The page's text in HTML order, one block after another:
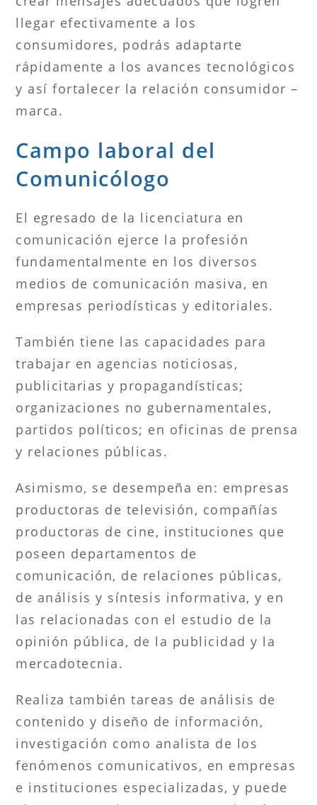
llegar efectivamente a los
consumidores, podrás adaptarte
rápidamente a los avances tecnológicos
y así fortalecer la relación consumidor –
marca.
Campo laboral del
Comunicólogo
El egresado de la licenciatura en
comunicación ejerce la profesión
fundamentalmente en los diversos
medios de comunicación masiva, en
empresas periodísticas y editoriales.
También tiene las capacidades para
trabajar en agencias noticiosas,
publicitarias y propagandísticas;
organizaciones no gubernamentales,
partidos políticos; en oficinas de prensa
y relaciones públicas.
Asimismo, se desempeña en: empresas
productoras de televisión, compañías
productoras de cine, instituciones que
poseen departamentos de
comunicación, de relaciones públicas,
de análisis y síntesis informativa, y en
las relacionadas con el estudio de la
opinión pública, de la publicidad y la
mercadotecnia.
Realiza también tareas de análisis de
contenido y diseño de información,
investigación como analista de los
fenómenos comunicativos, en empresas
e instituciones especializadas, y puede